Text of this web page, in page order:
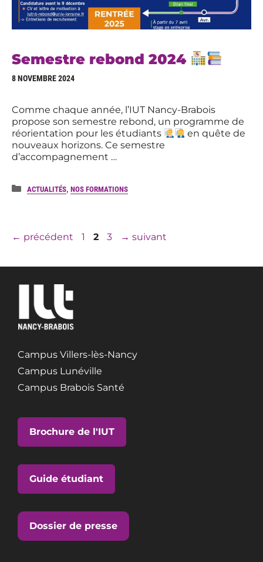
Semestre rebond 2024
8 NOVEMBRE 2024
Comme chaque année, l’IUT Nancy-Brabois
propose son semestre rebond, un programme de
réorientation pour les étudiants
en quête de
nouveaux horizons. Ce semestre
d’accompagnement …
Catégories
ACTUALITÉS, NOS FORMATIONS
← précédent Page
1 Page
2 Page
3 → suivant
Campus Villers-lès-Nancy
Campus Lunéville
Campus Brabois Santé
Brochure de l'IUT
Guide étudiant
Dossier de presse